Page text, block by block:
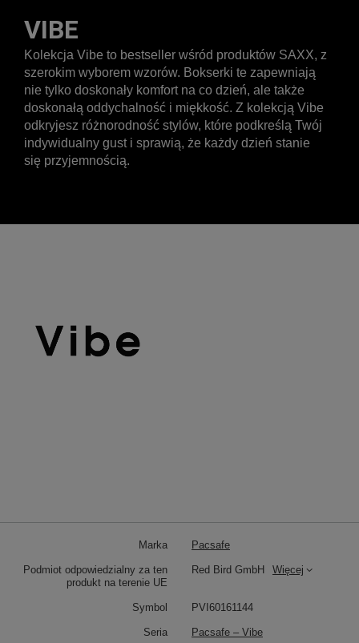
VIBE
Kolekcja Vibe to bestseller wśród produktów SAXX, z
szerokim wyborem wzorów. Bokserki te zapewniają
nie tylko doskonały komfort na co dzień, ale także
doskonałą oddychalność i miękkość. Z kolekcją Vibe
odkryjesz różnorodność stylów, które podkreślą Twój
indywidualny gust i sprawią, że każdy dzień stanie
się przyjemnością.
Marka Pacsafe
Podmiot odpowiedzialny za ten
produkt na terenie UE
Red Bird GmbH Więcej
Symbol PVI60161144
Seria Pacsafe – Vibe